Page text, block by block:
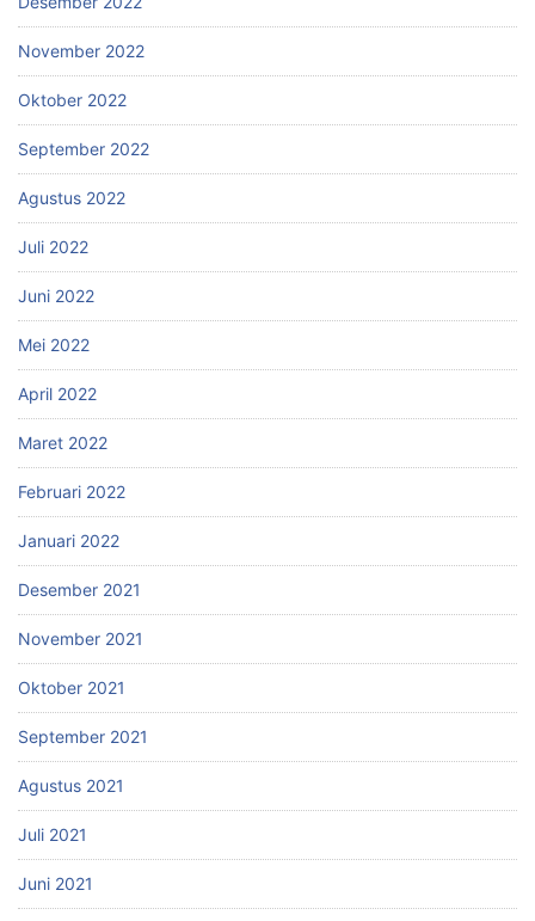
November 2022
Oktober 2022
September 2022
Agustus 2022
Juli 2022
Juni 2022
Mei 2022
April 2022
Maret 2022
Februari 2022
Januari 2022
Desember 2021
November 2021
Oktober 2021
September 2021
Agustus 2021
Juli 2021
Juni 2021